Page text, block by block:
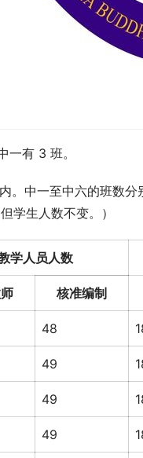
一有 3 班。
。中一至中六的班数
学生人数不变。）
学人员人数
核准编制
48
49
49
49